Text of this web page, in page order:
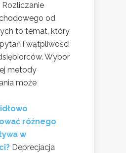
Rozliczanie
od
to temat, który
i wątpliwości
Wybór
metody
może
różnego
w
Deprecjacja